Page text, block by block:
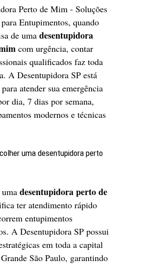
Perto de Mim - Soluções
Entupimentos, quando
de uma desentupidora
com urgência, contar
qualificados faz toda
A Desentupidora SP está
atender sua emergência
dia, 7 dias por semana,
modernos e técnicas
uma desentupidora perto
desentupidora perto de
ter atendimento rápido
entupimentos
A Desentupidora SP possui
em toda a capital
São Paulo, garantindo